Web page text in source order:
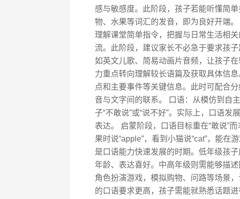
感与敏感度。此阶段，孩子若能听懂简单
物、水果等词汇的发音，即为良好开端
理解课堂简单指令，把握与日常生活相
流。此阶段，建议家长不必急于要求孩
如英文儿歌、简易动画片音频，让孩子
力重点转向理解较长语篇及获取具体信
点和主要事件等关键信息。此时可配合
音与文字间的联系。 口语：从模仿到自
子“不敢说”或“说不好”。实际上，口语
表达。 启蒙阶段，口语目标重在“敢说”
果时说“apple”，看到小猫说“cat”，能在
是口语能力快速发展的时期。低年级孩
年龄、表达喜好。中高年级则需能够描
角色扮演游戏，模拟购物、问路等场景
的口语要求更高，孩子需能就熟悉话题